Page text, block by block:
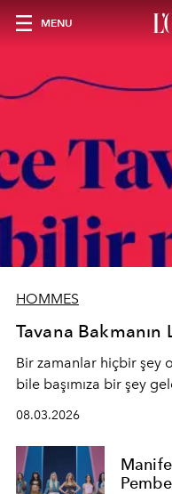
MENU
HOMMES
Tavana Bakmanın
Bir zamanlar hiçbir şey
bile başımıza bir şey
08.03.2026